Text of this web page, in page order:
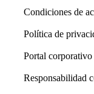
Condiciones de
Política de
Portal corporativo
Responsabilidad